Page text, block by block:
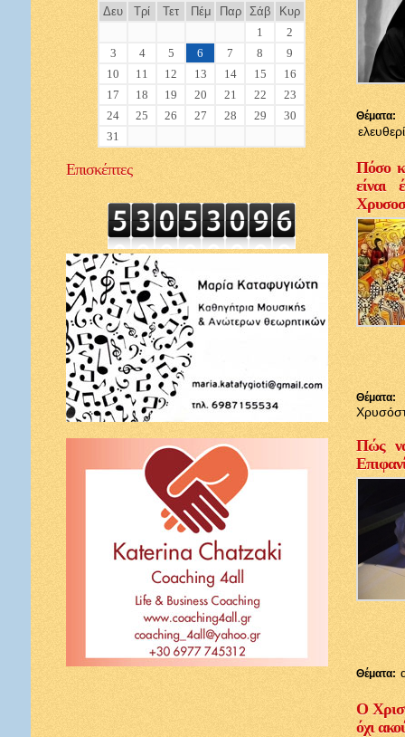
Δευ Τρί Τετ Πέμ Παρ Σάβ
Κυρ
1
2
3
4 5 6 7 8
9
10
11 12 13 14 15
16
17
18 19 20 21 22
23
24
25 26 27 28 29
30
31
Επισκέπτες
Θέματα:
Πόσο
είναι
Θέματα:
Πώς να
Θέματα:
Ο
όχι